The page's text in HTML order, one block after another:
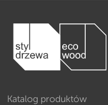
Katalog produktów